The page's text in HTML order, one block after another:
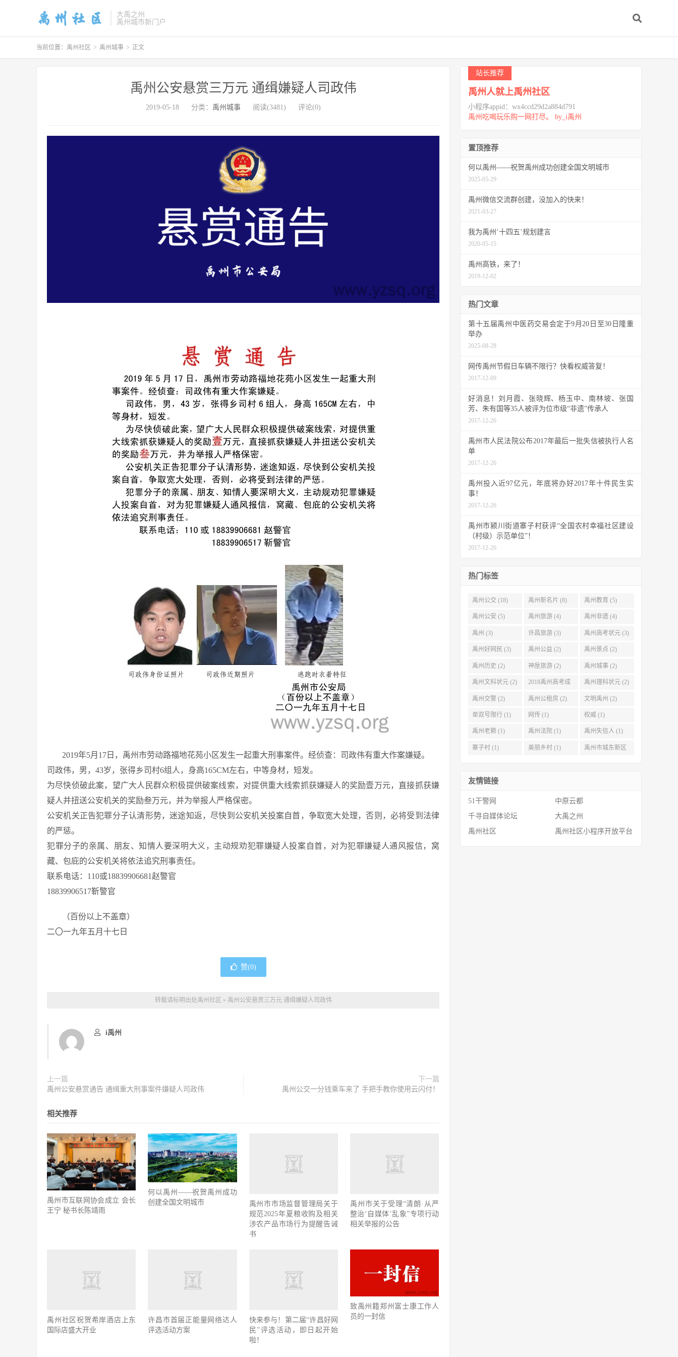
大禹之州
禹州城市新门户
当前位置： 禹州社区 > 禹州城事 > 正文
禹州公安悬赏三万元 通缉嫌疑人司政伟
2019-05-18 分类： 禹州城事 阅读(3481) 评论(0)
2019年5月17日，禹州市劳动路福地花苑小区发生一起重大刑事案件。经侦查：司政伟有重大作案嫌疑。
司政伟，男，43岁，张得乡司村6组人，身高165CM左右，中等身材，短发。
为尽快侦破此案，望广大人民群众积极提供破案线索，对提供重大线索抓获嫌疑人的奖励壹万元，直接抓获嫌
疑人并扭送公安机关的奖励叁万元，并为举报人严格保密。
公安机关正告犯罪分子认清形势，迷途知返，尽快到公安机关投案自首，争取宽大处理，否则，必将受到法律
的严惩。
犯罪分子的亲属、朋友、知情人要深明大义，主动规劝犯罪嫌疑人投案自首，对为犯罪嫌疑人通风报信，窝
藏、包庇的公安机关将依法追究刑事责任。
联系电话：110或18839906681赵警官
18839906517靳警官
（百份以上不盖章）
二〇一九年五月十七日
赞(0)
转载请标明出处禹州社区 » 禹州公安悬赏三万元 通缉嫌疑人司政伟
i禹州
上一篇
禹州公安悬赏通告 通缉重大刑事案件嫌疑人司政伟
下一篇
禹州公交一分钱乘车来了 手把手教你使用云闪付！
相关推荐
禹州市互联网协会成立 会长
王宁 秘书长陈靖雨
何以禹州——祝贺禹州成功
创建全国文明城市
禹州市市场监督管理局关于
规范2025年夏粮收购及相关
涉农产品市场行为提醒告诫
书
禹州市关于受理“清朗·从严
整治‘自媒体’乱象”专项行动
相关举报的公告
禹州社区祝贺希岸酒店上东
国际店盛大开业
许昌市首届正能量网络达人
评选活动方案
快来参与！第二届“许昌好网
民”评选活动，即日起开始
啦！
致禹州籍郑州富士康工作人
员的一封信
站长推荐
禹州人就上禹州社区
小程序appid：wx4ccd29d2a884d791
禹州吃喝玩乐购一网打尽。 by_i禹州
置顶推荐
何以禹州——祝贺禹州成功创建全国文明城市
2025-05-29
禹州微信交流群创建，没加入的快来！
2021-03-27
我为禹州‘十四五’规划建言
2020-05-15
禹州高铁，来了！
2019-12-02
热门文章
第十五届禹州中医药交易会定于9月20日至30日隆重
举办
2025-08-28
网传禹州节假日车辆不限行？快看权威答复！
2017-12-09
好消息！刘月霞、张晓辉、杨玉中、南林坡、张国
芳、朱有国等35人被评为位市级“非遗”传承人
2017-12-26
禹州市人民法院公布2017年最后一批失信被执行人名
单
2017-12-26
禹州投入近97亿元，年底将办好2017年十件民生实
事！
2017-12-26
禹州市颍川街道寨子村获评“全国农村幸福社区建设
（村级）示范单位”！
2017-12-26
热门标签
禹州公交 (18) 禹州新名片 (8) 禹州教育 (5)
禹州公安 (5) 禹州旅游 (4) 禹州非遗 (4)
禹州 (3) 许昌旅游 (3) 禹州高考状元 (3)
禹州好网民 (3) 禹州公益 (2) 禹州景点 (2)
禹州历史 (2) 神垕旅游 (2) 禹州城事 (2)
禹州文科状元 (2) 2018禹州高考成
绩 (2)
禹州理科状元 (2)
禹州交警 (2) 禹州公租房 (2) 文明禹州 (2)
单双号限行 (1) 网传 (1) 权威 (1)
禹州老赖 (1) 禹州法院 (1) 禹州失信人 (1)
寨子村 (1) 美丽乡村 (1) 禹州市城东新区
友情链接
51干警网
中原云都
千寻自媒体论坛
大禹之州
禹州社区
禹州社区小程序开放平台